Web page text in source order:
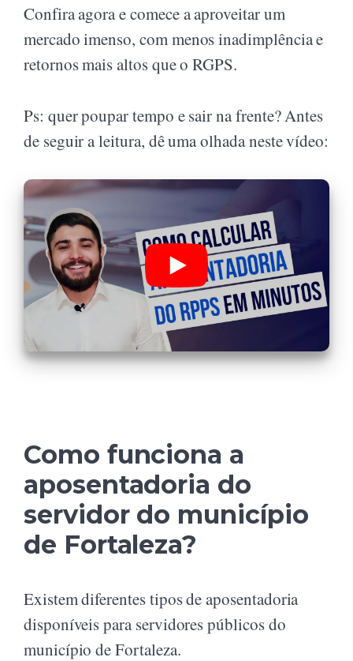
Confira agora e comece a aproveitar um
mercado imenso, com menos inadimplência e
retornos mais altos que o RGPS.
Ps: quer poupar tempo e sair na frente? Antes
de seguir a leitura, dê uma olhada neste vídeo:
Como funciona a
aposentadoria do
servidor do município
de Fortaleza?
Existem diferentes tipos de aposentadoria
disponíveis para servidores públicos do
município de Fortaleza.